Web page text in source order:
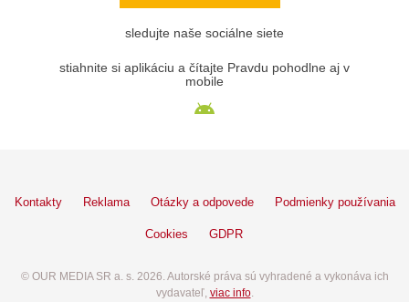
sledujte naše sociálne siete
stiahnite si aplikáciu a čítajte Pravdu pohodlne aj v
mobile
Kontakty Reklama Otázky a odpovede Podmienky používania
Cookies GDPR
© OUR MEDIA SR a. s. 2026. Autorské práva sú vyhradené a vykonáva ich
vydavateľ, viac info.